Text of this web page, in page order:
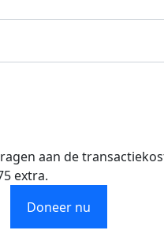
aan de
extra.
Doneer nu